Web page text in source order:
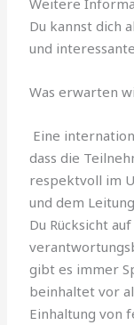
Du kannst dich
und
Was erwarten
Eine
dass die
respektvoll im
und dem
Du Rücksicht
gibt es immer
beinhaltet vor
Einhaltung von